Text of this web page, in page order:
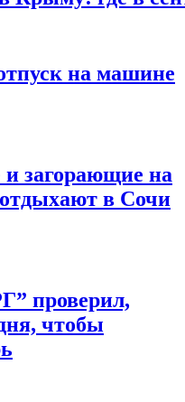
на машине
загорающие на
в Сочи
проверил,
чтобы